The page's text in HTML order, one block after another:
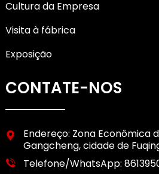
Cultura da Empresa
Visita à fábrica
Exposição
CONTATE-NOS
Endereço: Zona Econômica
Gangcheng, cidade de
Telefone/WhatsApp: